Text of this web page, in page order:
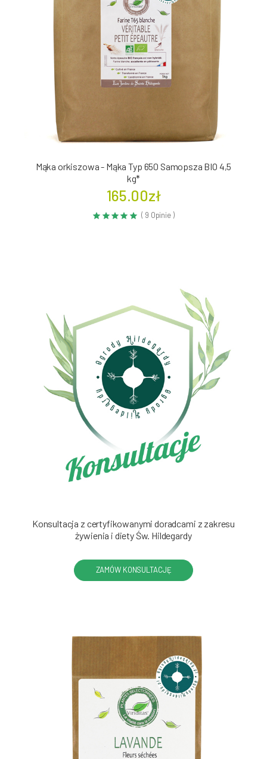
Mąka orkiszowa - Mąka Typ 650 Samopsza BIO 4,5
kg*
165.00zł
( 9 Opinie )
Konsultacja z certyfikowanymi doradcami z zakresu
żywienia i diety Św. Hildegardy
ZAMÓW KONSULTACJĘ